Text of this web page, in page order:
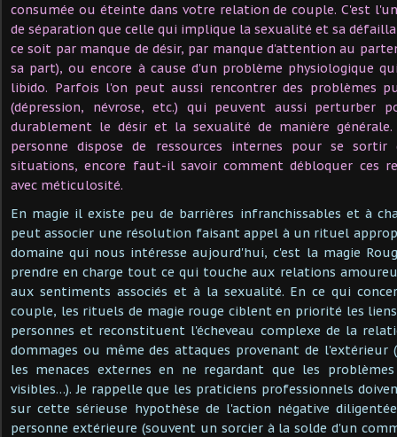
consumée ou éteinte dans votre relation de couple. C'est
de séparation que celle qui implique la sexualité et sa
ce soit par manque de désir, par manque d'attention au
sa part), ou encore à cause d'un problème physiologique
libido. Parfois l'on peut aussi rencontrer des problèmes
(dépression, névrose, etc.) qui peuvent aussi perturber
durablement le désir et la sexualité de manière générale.
personne dispose de ressources internes pour se
situations, encore faut-il savoir comment débloquer ces
avec méticulosité.
En magie il existe peu de barrières infranchissables et à
peut associer une résolution faisant appel à un rituel
domaine qui nous intéresse aujourd'hui, c'est la magie
prendre en charge tout ce qui touche aux relations
aux sentiments associés et à la sexualité. En ce qui
couple, les rituels de magie rouge ciblent en priorité les
personnes et reconstituent l'écheveau complexe de la
dommages ou même des attaques provenant de
les menaces externes en ne regardant que les
visibles…). Je rappelle que les praticiens professionnels
sur cette sérieuse hypothèse de l'action négative
personne extérieure (souvent un sorcier à la solde d'un